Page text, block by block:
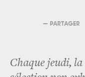
— PARTAGER
Chaque jeudi,